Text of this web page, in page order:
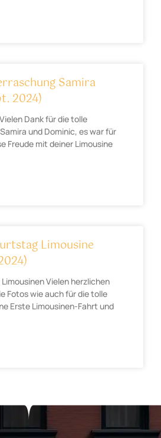
Samira
2024)
Dank für die tolle
und Dominic, es war für
Freude mit deiner Limousine
Limousine
Vielen herzlichen
Fotos wie auch für die tolle
Erste Limousinen-Fahrt und